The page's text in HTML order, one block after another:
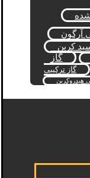
آرگون
کربن
گاز
گاز ترکیبی
هیدروکربن